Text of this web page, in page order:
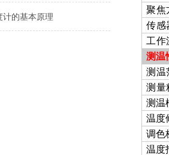
计的基本原理
聚焦
传感
工作
测温
测温
测量
测温
温度
调色
温度